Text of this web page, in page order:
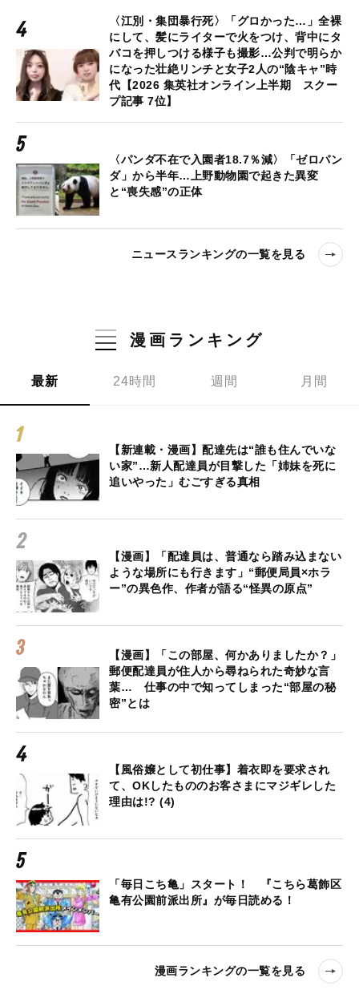
〈江別・集団暴行死〉「グロかった…」全裸
にして、髪にライターで火をつけ、背中にタ
バコを押しつける様子も撮影…公判で明らか
になった壮絶リンチと女子2人の“陰キャ”時
代【2026 集英社オンライン上半期 スクー
プ記事 7位】
〈パンダ不在で入園者18.7％減〉「ゼロパン
ダ」から半年…上野動物園で起きた異変
と“喪失感”の正体
ニュースランキングの一覧を見る
漫画ランキング
最新 24時間 週間 月間
【新連載・漫画】配達先は“誰も住んでいな
い家”…新人配達員が目撃した「姉妹を死に
追いやった」むごすぎる真相
【漫画】「配達員は、普通なら踏み込まない
ような場所にも行きます」“郵便局員×ホラ
ー”の異色作、作者が語る“怪異の原点”
【漫画】「この部屋、何かありましたか？」
郵便配達員が住人から尋ねられた奇妙な言
葉… 仕事の中で知ってしまった“部屋の秘
密”とは
【風俗嬢として初仕事】着衣即を要求され
て、OKしたもののお客さまにマジギレした
理由は!? (4)
「毎日こち亀」スタート！ 『こちら葛飾区
亀有公園前派出所』が毎日読める！
漫画ランキングの一覧を見る